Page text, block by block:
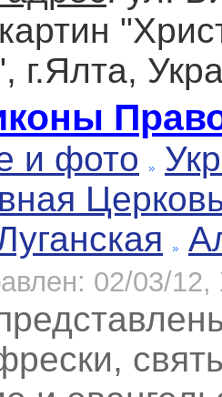
г.Ялта,
и фото
02/03/12,